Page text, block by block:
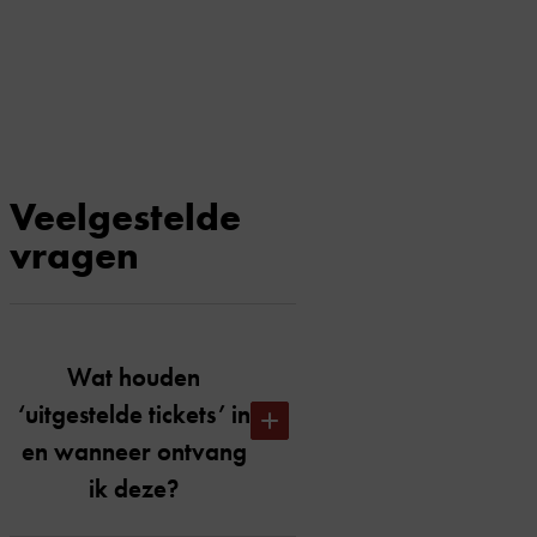
Veelgestelde
vragen
Wat houden
‘uitgestelde tickets’ in
en wanneer ontvang
ik deze?